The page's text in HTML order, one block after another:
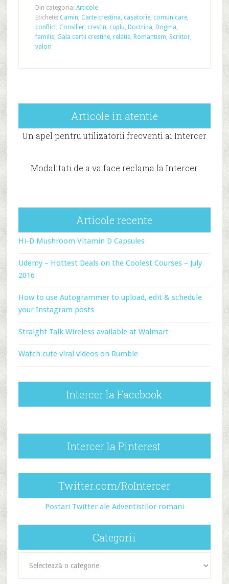
Din categoria: Articole
Etichete: Camin, Carte crestina, casatorie, comunicare,
conflict, Consilier, crestin, cuplu, Doctrina, Dogma,
familie, Gala cartii crestine, relatie, Romantism, Scriitor,
valori
Articole in atentie
Un apel pentru utilizatorii frecventi ai Intercer
Modalitati de a va face reclama la Intercer
Articole recente
Hi-D Mushroom Vitamin D Capsules
Udemy – Hottest Deals on the Coolest Courses – July
2016
How to use Autogrammer to upload, edit & schedule
your Instagram posts
Straight Talk Wireless available at Walmart
Watch cute viral videos on Rumble
Intercer la Facebook
Intercer la Pinterest
Twitter.com/RoIntercer
Postari Twitter ale Adventistilor romani
Categorii